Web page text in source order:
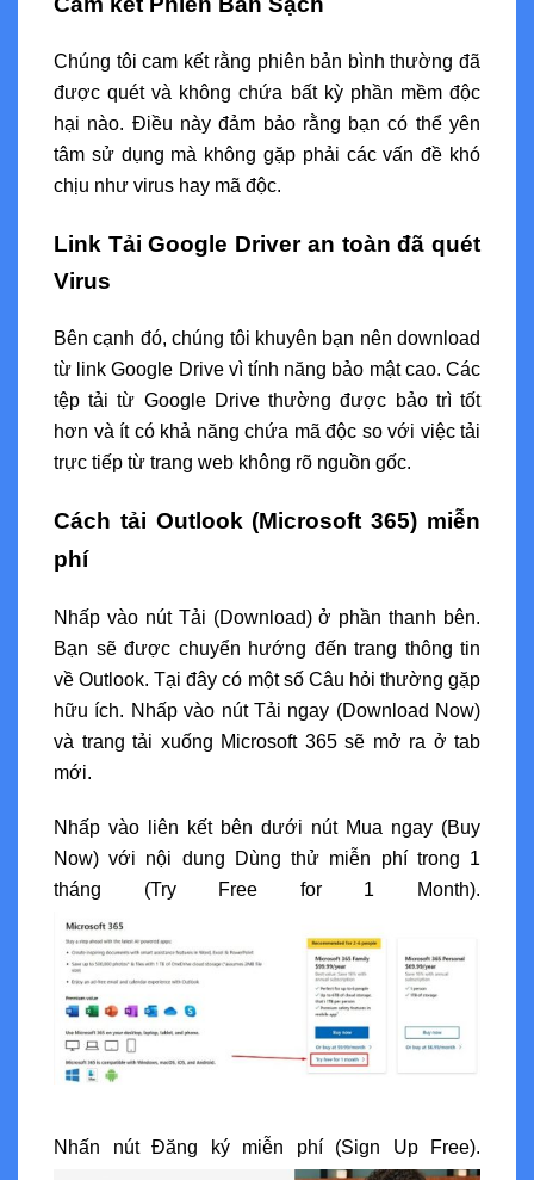
Chúng tôi cam kết rằng phiên bản bình thường đã
được quét và không chứa bất kỳ phần mềm độc
hại nào. Điều này đảm bảo rằng bạn có thể yên
tâm sử dụng mà không gặp phải các vấn đề khó
chịu như virus hay mã độc.
Link Tải Google Driver an toàn đã quét
Virus
Bên cạnh đó, chúng tôi khuyên bạn nên download
từ link Google Drive vì tính năng bảo mật cao. Các
tệp tải từ Google Drive thường được bảo trì tốt
hơn và ít có khả năng chứa mã độc so với việc tải
trực tiếp từ trang web không rõ nguồn gốc.
Cách tải Outlook (Microsoft 365) miễn
phí
Nhấp vào nút Tải (Download) ở phần thanh bên.
Bạn sẽ được chuyển hướng đến trang thông tin
về Outlook. Tại đây có một số Câu hỏi thường gặp
hữu ích. Nhấp vào nút Tải ngay (Download Now)
và trang tải xuống Microsoft 365 sẽ mở ra ở tab
mới.
Nhấp vào liên kết bên dưới nút Mua ngay (Buy
Now) với nội dung Dùng thử miễn phí trong 1
tháng (Try Free for 1 Month).
Nhấn nút Đăng ký miễn phí (Sign Up Free).